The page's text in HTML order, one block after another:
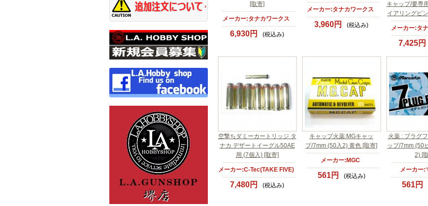
[取寄]
メーカー:タナカワークス
6,930円 (税込み)
メーカー:タナカワークス
3,960円 (税込み)
キャップ/要専
イアリングピ
メーカー:タ
7,425円
空撃ちダミーカートリッジ タ
ナカ デザートイーグル50AE
用 (7個入) [取寄]
メーカー:C-Tec(TAKE FIVE)
7,480円 (税込み)
キャップ火薬:MGキャッ
プ/7mm (50入2) 黄色 [取寄]
メーカー:MGC
561円 (税込み)
火薬 : プラグ
ップ/7mm (50
2) [
メーカー:
561円